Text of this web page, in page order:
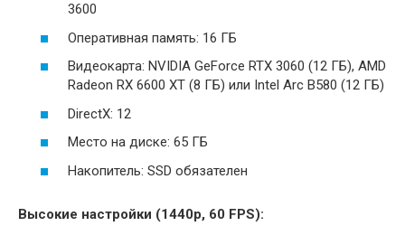
3600
Оперативная память: 16 ГБ
Видеокарта: NVIDIA GeForce RTX 3060 (12 ГБ), AMD
Radeon RX 6600 XT (8 ГБ) или Intel Arc B580 (12 ГБ)
DirectX: 12
Место на диске: 65 ГБ
Накопитель: SSD обязателен
Высокие настройки (1440p, 60 FPS):